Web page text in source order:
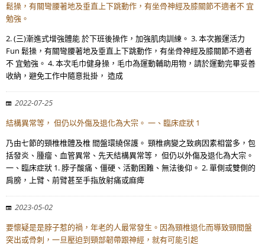
鬆操，有關彎腰著地及垂直上下跳動作，有坐骨神經及膝關節不適者不 宜
勉強。
2. (三)漸進式增強體能 於下班後操作，加強肌肉訓練。 3. 本次搬運活力
Fun 鬆操，有關彎腰著地及垂直上下跳動作，有坐骨神經及膝關節不適者
不 宜勉強。 4. 本次毛巾健身操，毛巾為運動輔助用物，請於運動完畢妥善
收納，避免工作中隨意批掛， 造成
2022-07-25
結構異常等， 但仍以外傷及退化為大宗。 一、臨床症狀 1
乃由七節的頸椎椎體及椎 間盤環繞保護。 頸椎病變之致病因素相當多，包
括發炎、腫瘤、血管異常、先天結構異常等， 但仍以外傷及退化為大宗。
一、臨床症狀 1. 脖子酸痛、僵硬、活動困難、無法後仰。 2. 單側或雙側的
肩膀，上臂、前臂甚至手指放射痛或麻痺
2023-05-02
要懷疑是是脖子惹的禍，年老的人最常發生。因為頸椎退化而導致頸間盤
突出或骨刺，一旦壓迫到頸部韌帶跟神經，就有可能引起